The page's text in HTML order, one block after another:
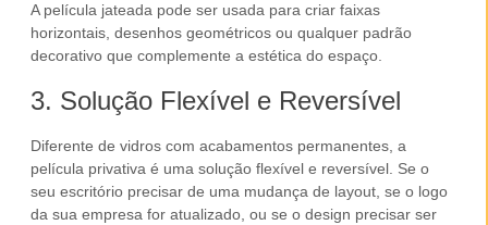
A película jateada pode ser usada para criar faixas
horizontais, desenhos geométricos ou qualquer padrão
decorativo que complemente a estética do espaço.
3. Solução Flexível e Reversível
Diferente de vidros com acabamentos permanentes, a
película privativa é uma solução flexível e reversível. Se o
seu escritório precisar de uma mudança de layout, se o logo
da sua empresa for atualizado, ou se o design precisar ser